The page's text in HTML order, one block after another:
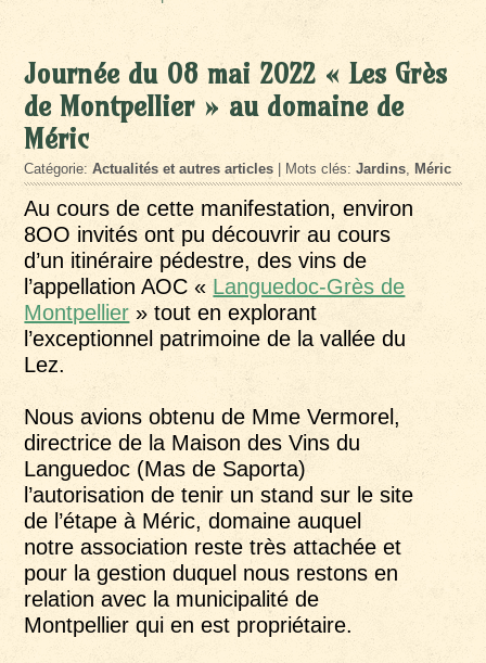
Journée du 08 mai 2022 « Les Grès
de Montpellier » au domaine de
Méric
Catégorie:Actualités et autres articles | Mots clés:Jardins Méric
Au cours de cette manifestation, environ
8OO invités ont pu découvrir au cours
d’un itinéraire pédestre, des vins de
l’appellation AOC « Languedoc-Grès de
Montpellier » tout en explorant
l’exceptionnel patrimoine de la vallée du
Lez.
Nous avions obtenu de Mme Vermorel,
directrice de la Maison des Vins du
Languedoc (Mas de Saporta)
l’autorisation de tenir un stand sur le site
de l’étape à Méric, domaine auquel
notre association reste très attachée et
pour la gestion duquel nous restons en
relation avec la municipalité de
Montpellier qui en est propriétaire.